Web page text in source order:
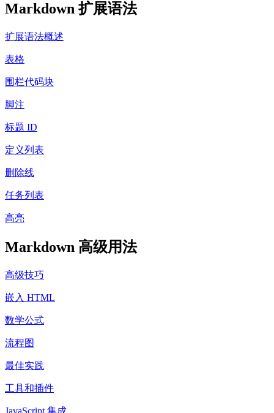
Markdown 扩展语法
扩展语法概述
表格
围栏代码块
脚注
标题 ID
定义列表
删除线
任务列表
高亮
Markdown 高级用法
高级技巧
嵌入 HTML
数学公式
流程图
最佳实践
工具和插件
JavaScript 集成